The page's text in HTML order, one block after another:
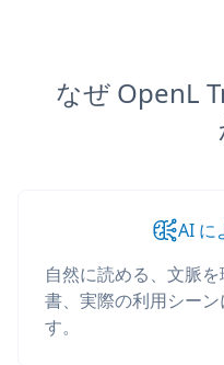
なぜ OpenL
AI に
自然に読める、文脈
書、実際の利用シー
す。